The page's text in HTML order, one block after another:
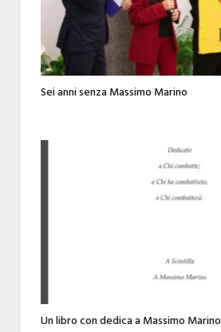
Sei anni senza Massimo Marino
Un libro con dedica a Massimo Marino